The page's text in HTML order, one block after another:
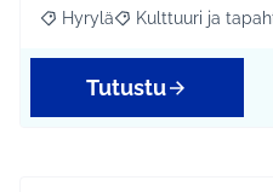
Rajaa tulokset aihepiirin
Hyrylä Rajaa tulokset
Kulttuuri ja
Tutustu